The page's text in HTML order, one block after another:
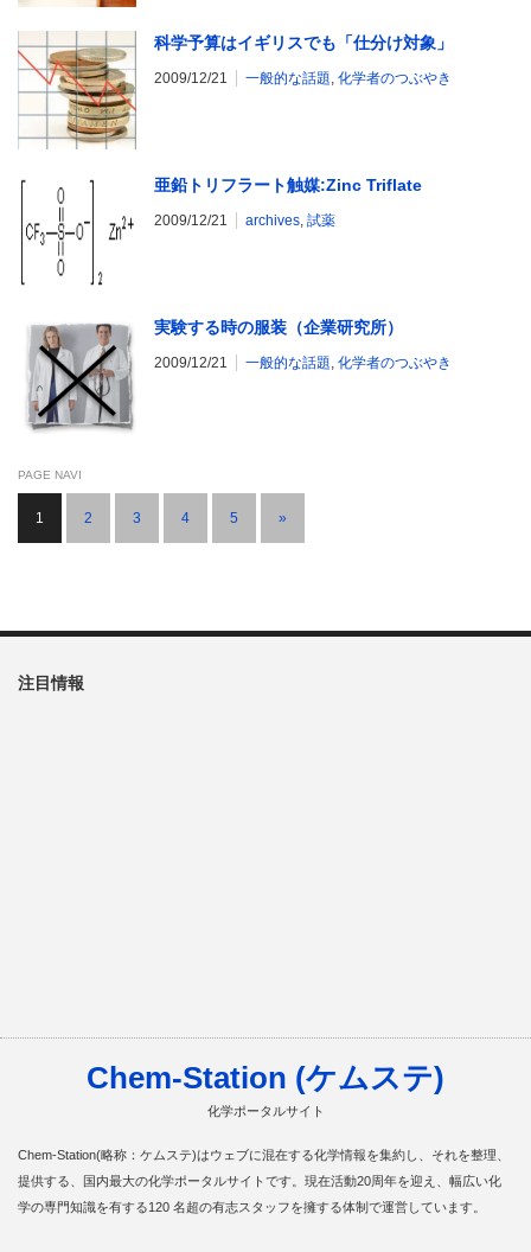
科学予算はイギリスでも「仕分け対象」
2009/12/21 一般的な話題, 化学者のつぶやき
亜鉛トリフラート触媒:Zinc Triflate
2009/12/21 archives, 試薬
実験する時の服装（企業研究所）
2009/12/21 一般的な話題, 化学者のつぶやき
PAGE NAVI
1 2 3 4 5 »
注目情報
Chem-Station (ケムステ)
化学ポータルサイト
Chem-Station(略称：ケムステ)はウェブに混在する化学情報を集約し、それを整理、
提供する、国内最大の化学ポータルサイトです。現在活動20周年を迎え、幅広い化
学の専門知識を有する120 名超の有志スタッフを擁する体制で運営しています。